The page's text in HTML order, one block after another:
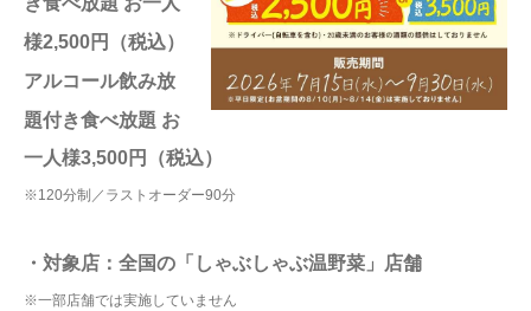
様2,500円（税込）
アルコール飲み放
題付き食べ放題 お
一人様3,500円（税込）
※120分制／ラストオーダー90分
・対象店：全国の「しゃぶしゃぶ温野菜」店舗
※一部店舗では実施していません